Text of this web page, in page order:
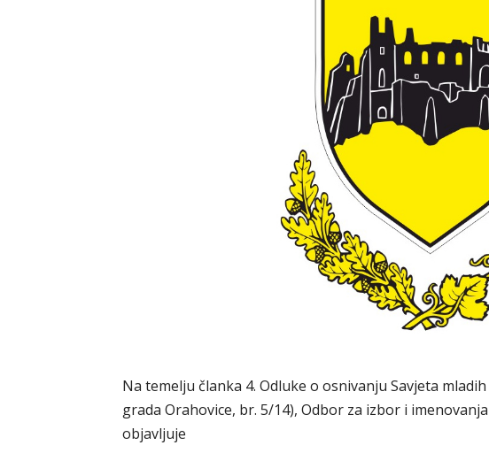
Na temelju članka 4. Odluke o osnivanju Savjeta
grada Orahovice, br. 5/14), Odbor za izbor i
objavljuje